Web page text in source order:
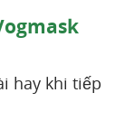
hay khi tiếp